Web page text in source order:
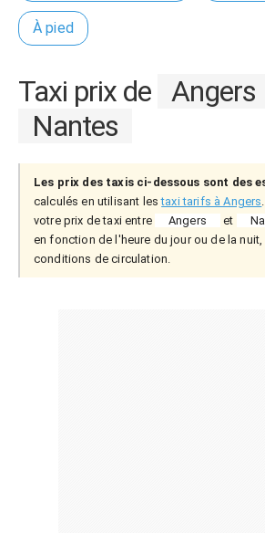
À pied
Taxi prix de Angers
Nantes
Les prix des taxis ci-dessous sont des
calculés en utilisant lestaxi tarifs à Angers
votre prix de taxi entre
Angers et
en fonction de l'heure du jour ou de la
conditions de circulation.